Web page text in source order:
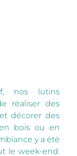
nos lutins
réaliser des
décorer des
bois ou en
y a été
le week-end.